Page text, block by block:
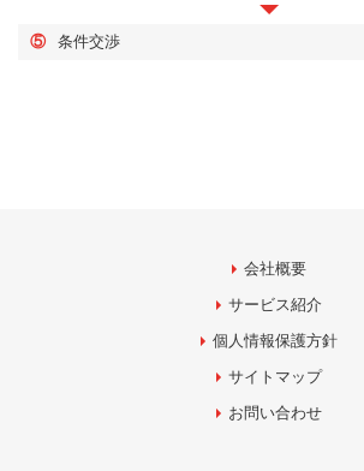
⑤ 条件交渉
会社概要
サービス紹介
個人情報保護方針
サイトマップ
お問い合わせ